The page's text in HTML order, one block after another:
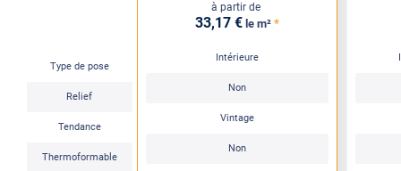
Type de pose
Relief
Tendance
Thermoformable
à partir de
33,17 € le m² *
Intérieure
Non
Vintage
Non